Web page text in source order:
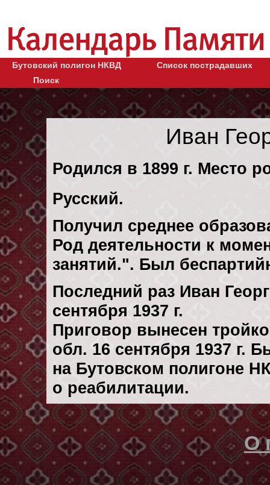
Бутовский полигон НКВД
Список пострадавших
Поиск
Иван
Родился в 1899 г. Место
Русский.
Получил среднее
Род деятельности к
занятий.". Был
Последний раз Иван
сентября 1937 г.
Приговор вынесен
обл. 16 сентября 1937 г.
на Бутовском полигоне
о реабилитации.
О